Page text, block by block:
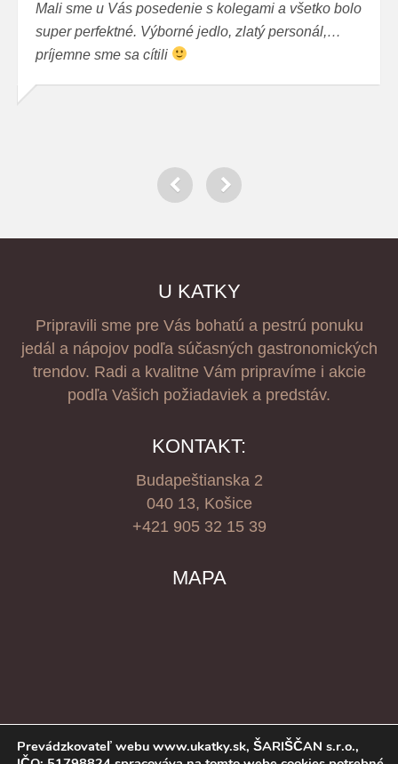
Mali sme u Vás posedenie s kolegami a všetko bolo
super perfektné. Výborné jedlo, zlatý personál,…
príjemne sme sa cítili
U KATKY
Pripravili sme pre Vás bohatú a pestrú ponuku
jedál a nápojov podľa súčasných gastronomických
trendov. Radi a kvalitne Vám pripravíme i akcie
podľa Vašich požiadaviek a predstáv.
KONTAKT:
Budapeštianska 2
040 13, Košice
+421 905 32 15 39
MAPA
Prevádzkovateľ webu www.ukatky.sk, ŠARIŠČAN s.r.o.,